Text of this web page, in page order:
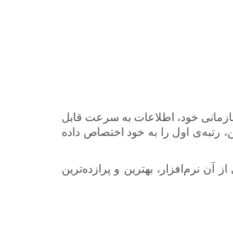
خود، اطلاعات به سرعت قابل
رتبه‌ی اول را به خود اختصاص داده
از آن نرم‌افزار، بهترین و پرازده‌ترین